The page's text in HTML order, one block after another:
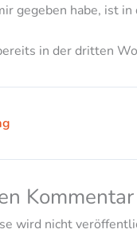
gegeben habe, ist
in der dritten
Kommentar
wird nicht